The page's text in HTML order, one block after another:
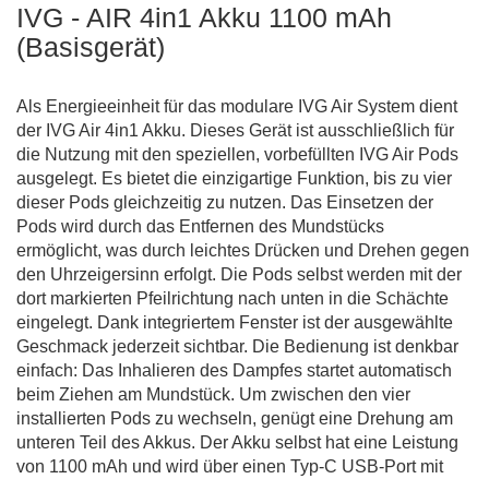
IVG - AIR 4in1 Akku 1100 mAh
(Basisgerät)
Als Energieeinheit für das modulare IVG Air System dient
der IVG Air 4in1 Akku. Dieses Gerät ist ausschließlich für
die Nutzung mit den speziellen, vorbefüllten IVG Air Pods
ausgelegt. Es bietet die einzigartige Funktion, bis zu vier
dieser Pods gleichzeitig zu nutzen. Das Einsetzen der
Pods wird durch das Entfernen des Mundstücks
ermöglicht, was durch leichtes Drücken und Drehen gegen
den Uhrzeigersinn erfolgt. Die Pods selbst werden mit der
dort markierten Pfeilrichtung nach unten in die Schächte
eingelegt. Dank integriertem Fenster ist der ausgewählte
Geschmack jederzeit sichtbar. Die Bedienung ist denkbar
einfach: Das Inhalieren des Dampfes startet automatisch
beim Ziehen am Mundstück. Um zwischen den vier
installierten Pods zu wechseln, genügt eine Drehung am
unteren Teil des Akkus. Der Akku selbst hat eine Leistung
von 1100 mAh und wird über einen Typ-C USB-Port mit